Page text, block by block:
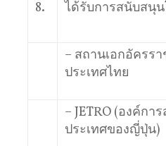
8. ได้รับการสนับสนุ
– สถานเอกอัครร
ประเทศไทย
– JETRO (องค์กา
ประเทศของญี่ปุ่น)